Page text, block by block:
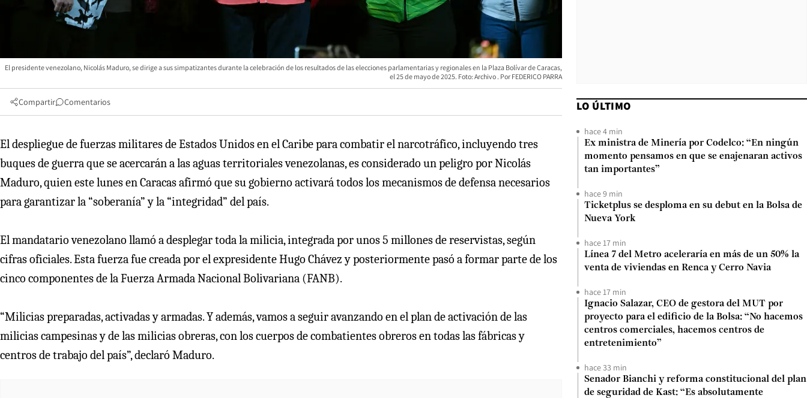
El presidente venezolano, Nicolás Maduro, se dirige a sus simpatizantes durante la celebración de los resultados de las elecciones parlamentarias y regionales en la Plaza Bolívar de Caracas,
el 25 de mayo de 2025. Foto: Archivo
FEDERICO PARRA
Compartir Comentarios
El despliegue de fuerzas militares de Estados Unidos en el Caribe para combatir el narcotráfico, incluyendo tres
buques de guerra que se acercarán a las aguas territoriales venezolanas, es considerado un peligro por Nicolás
Maduro, quien este lunes en Caracas afirmó que su gobierno activará todos los mecanismos de defensa necesarios
para garantizar la “soberanía” y la “integridad” del país.
El mandatario venezolano llamó a desplegar toda la milicia, integrada por unos 5 millones de reservistas, según
cifras oficiales. Esta fuerza fue creada por el expresidente Hugo Chávez y posteriormente pasó a formar parte de los
cinco componentes de la Fuerza Armada Nacional Bolivariana (FANB).
“Milicias preparadas, activadas y armadas. Y además, vamos a seguir avanzando en el plan de activación de las
milicias campesinas y de las milicias obreras, con los cuerpos de combatientes obreros en todas las fábricas y
centros de trabajo del país”, declaró Maduro.
LO ÚLTIMO
hace 4 min
Ex ministra de Minería por Codelco: “En ningún
momento pensamos en que se enajenaran activos
tan importantes”
hace 9 min
Ticketplus se desploma en su debut en la Bolsa de
Nueva York
hace 17 min
Línea 7 del Metro aceleraría en más de un 50% la
venta de viviendas en Renca y Cerro Navia
hace 17 min
Ignacio Salazar, CEO de gestora del MUT por
proyecto para el edificio de la Bolsa: “No hacemos
centros comerciales, hacemos centros de
entretenimiento”
hace 33 min
Senador Bianchi y reforma constitucional del plan
de seguridad de Kast: “Es absolutamente